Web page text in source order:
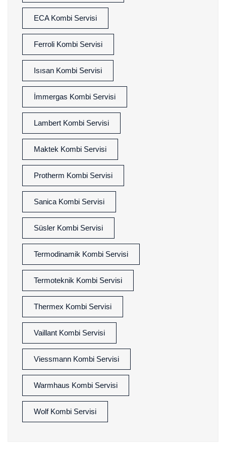
ECA Kombi Servisi
Ferroli Kombi Servisi
Isısan Kombi Servisi
İmmergas Kombi Servisi
Lambert Kombi Servisi
Maktek Kombi Servisi
Protherm Kombi Servisi
Sanica Kombi Servisi
Süsler Kombi Servisi
Termodinamik Kombi Servisi
Termoteknik Kombi Servisi
Thermex Kombi Servisi
Vaillant Kombi Servisi
Viessmann Kombi Servisi
Warmhaus Kombi Servisi
Wolf Kombi Servisi